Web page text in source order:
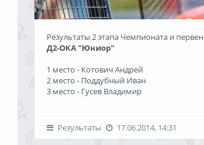
Результаты 2 этапа Чемпионата и
Д2-ОКА "Юниор"
1 место - Котович Андрей
2 место - Поддубный Иван
3 место - Гусев Владимир
3 место - Иванов Андрей
Результаты 17.06.2014, 14:31